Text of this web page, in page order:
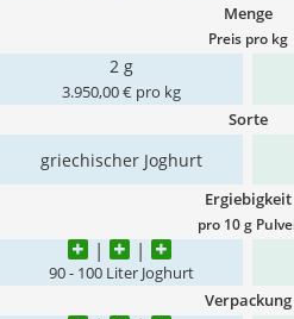
Menge
Preis pro kg
2 g
3.950,00 € pro kg
Sorte
griechischer Joghurt
Ergiebigkeit
pro 10 g
90 - 100 Liter Joghurt
Verpackung